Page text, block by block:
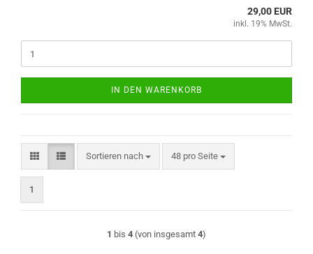
29,00 EUR
inkl. 19% MwSt.
IN DEN WARENKORB
Sortieren nach
Sortieren nach 48 pro Seite
pro Seite
1
1 bis 4 (von insgesamt 4)